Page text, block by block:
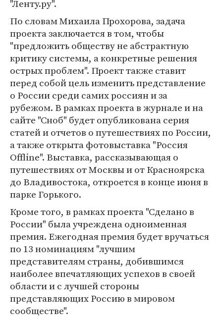
"Ленту.ру".
По словам Михаила Прохорова, задача
проекта заключается в том, чтобы
"предложить обществу не абстрактную
критику системы, а конкретные решения
острых проблем". Проект также ставит
перед собой цель изменить представление
о России среди самих россиян и за
рубежом. В рамках проекта в журнале и на
сайте "Сноб" будет опубликована серия
статей и отчетов о путешествиях по России,
а также открыта фотовыставка "Россия
Offline". Выставка, рассказывающая о
путешествиях от Москвы и от Красноярска
до Владивостока, откроется в конце июня в
парке Горького.
Кроме того, в рамках проекта "Сделано в
России" была учреждена одноименная
премия. Ежегодная премия будет вручаться
по 13 номинациям "лучшим
представителям страны, добившимся
наиболее впечатляющих успехов в своей
области и с лучшей стороны
представляющих Россию в мировом
сообществе".